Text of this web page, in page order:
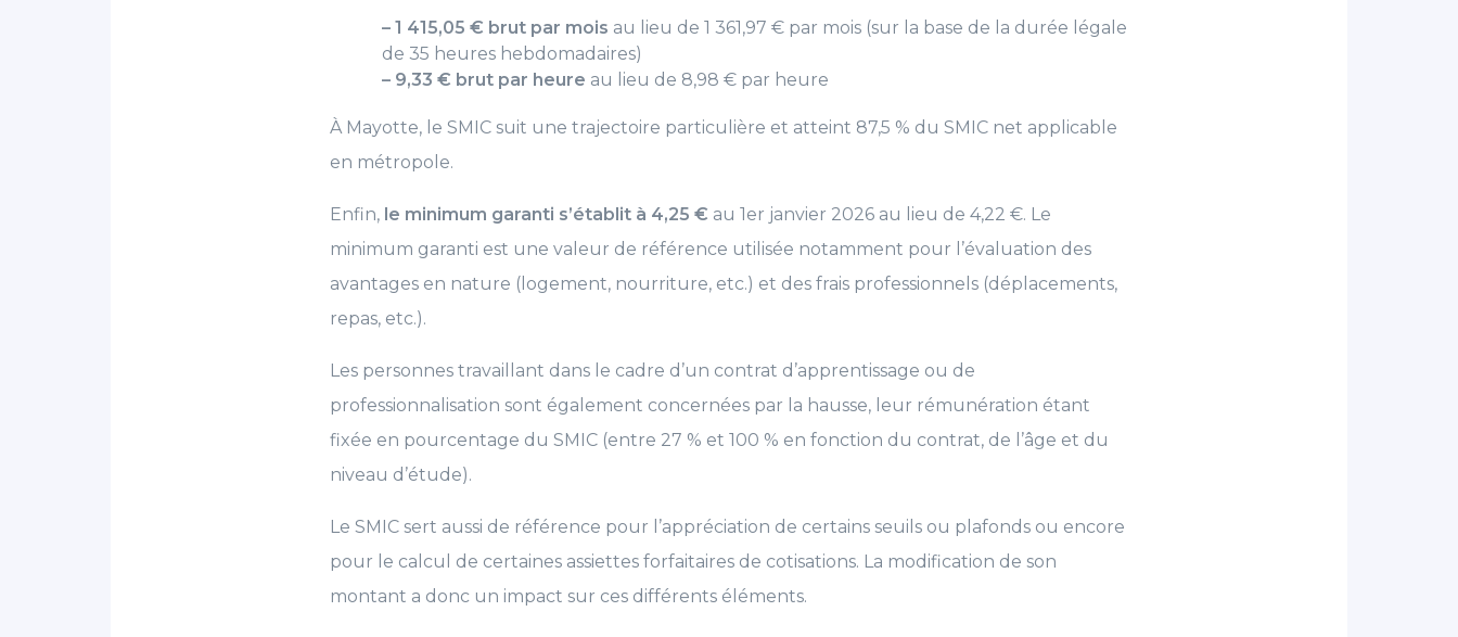
– 1 415,05 € brut par mois au lieu de 1 361,97 € par mois (sur la base de la durée légale
de 35 heures hebdomadaires)
– 9,33 € brut par heure au lieu de 8,98 € par heure
À Mayotte, le SMIC suit une trajectoire particulière et atteint 87,5 % du SMIC net applicable
en métropole.
Enfin, le minimum garanti s’établit à 4,25 € au 1er janvier 2026 au lieu de 4,22 €. Le
minimum garanti est une valeur de référence utilisée notamment pour l’évaluation des
avantages en nature (logement, nourriture, etc.) et des frais professionnels (déplacements,
repas, etc.).
Les personnes travaillant dans le cadre d’un contrat d’apprentissage ou de
professionnalisation sont également concernées par la hausse, leur rémunération étant
fixée en pourcentage du SMIC (entre 27 % et 100 % en fonction du contrat, de l’âge et du
niveau d’étude).
Le SMIC sert aussi de référence pour l’appréciation de certains seuils ou plafonds ou encore
pour le calcul de certaines assiettes forfaitaires de cotisations. La modification de son
montant a donc un impact sur ces différents éléments.